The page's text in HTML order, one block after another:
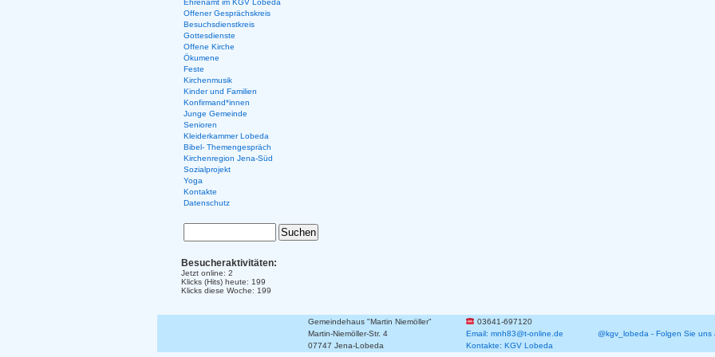
Ehrenamt im KGV Lobeda
Offener Gesprächskreis
Besuchsdienstkreis
Gottesdienste
Offene Kirche
Ökumene
Feste
Kirchenmusik
Kinder und Familien
Konfirmand*innen
Junge Gemeinde
Senioren
Kleiderkammer Lobeda
Bibel- Themengespräch
Kirchenregion Jena-Süd
Sozialprojekt
Yoga
Kontakte
Datenschutz
Besucheraktivitäten:
Jetzt online: 2
Klicks (Hits) heute: 199
Klicks diese Woche: 199
Gemeindehaus "Martin Niemöller"
03641-697120
Martin-Niemöller-Str. 4
Email: mnh83@t-online.de
@kgv_lobeda - Folgen Sie uns
07747 Jena-Lobeda
Kontakte: KGV Lobeda